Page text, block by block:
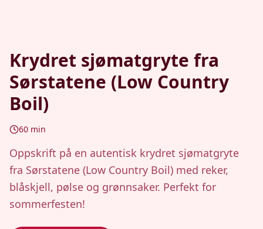
Krydret sjømatgryte fra
Sørstatene (Low Country
Boil)
60 min
Oppskrift på en autentisk krydret sjømatgryte
fra Sørstatene (Low Country Boil) med reker,
blåskjell, pølse og grønnsaker. Perfekt for
sommerfesten!